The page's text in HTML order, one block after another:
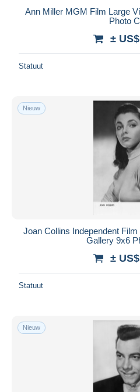
Ann Miller MGM Film Large
Photo
±
Statuut
Nieuw
Joan Collins Independent
Gallery 9x6
±
Statuut
Nieuw